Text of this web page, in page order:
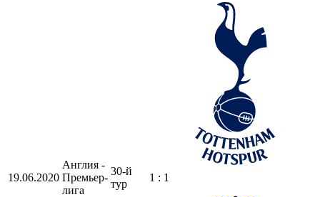
19.06.2020
Англия -
Премьер-
лига
30-й
тур
1 : 1